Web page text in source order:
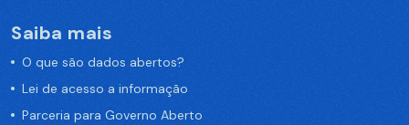
Saiba mais
O que são dados abertos?
Lei de acesso a informação
Parceria para Governo Aberto